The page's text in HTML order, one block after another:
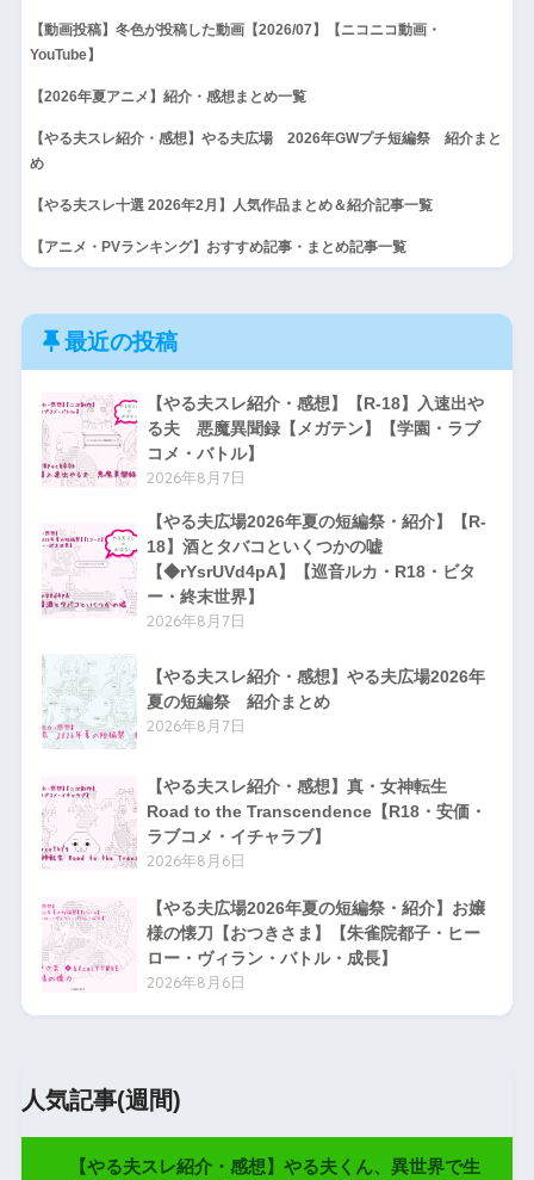
【動画投稿】冬色が投稿した動画【2026/07】【ニコニコ動画・
YouTube】
【2026年夏アニメ】紹介・感想まとめ一覧
【やる夫スレ紹介・感想】やる夫広場 2026年GWプチ短編祭 紹介まと
め
【やる夫スレ十選 2026年2月】人気作品まとめ＆紹介記事一覧
【アニメ・PVランキング】おすすめ記事・まとめ記事一覧
最近の投稿
【やる夫スレ紹介・感想】【R-18】入速出や
る夫 悪魔異聞録【メガテン】【学園・ラブ
コメ・バトル】
2026年8月7日
【やる夫広場2026年夏の短編祭・紹介】【R-
18】酒とタバコといくつかの嘘
【◆rYsrUVd4pA】【巡音ルカ・R18・ビタ
ー・終末世界】
2026年8月7日
【やる夫スレ紹介・感想】やる夫広場2026年
夏の短編祭 紹介まとめ
2026年8月7日
【やる夫スレ紹介・感想】真・女神転生
Road to the Transcendence【R18・安価・
ラブコメ・イチャラブ】
2026年8月6日
【やる夫広場2026年夏の短編祭・紹介】お嬢
様の懐刀【おつきさま】【朱雀院都子・ヒー
ロー・ヴィラン・バトル・成長】
2026年8月6日
人気記事(週間)